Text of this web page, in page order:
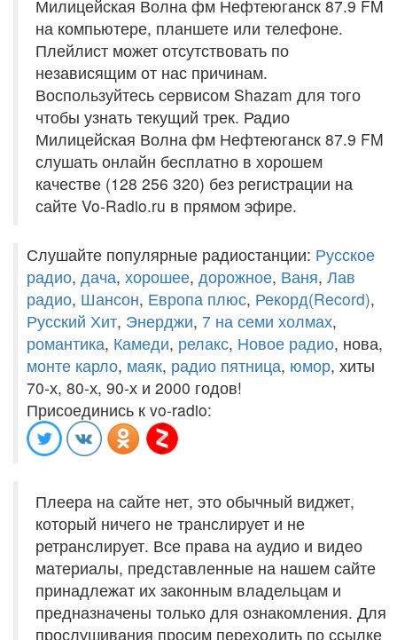
Милицейская Волна фм Нефтеюганск 87.9 FM
на компьютере, планшете или телефоне.
Плейлист может отсутствовать по
независящим от нас причинам.
Воспользуйтесь сервисом Shazam для того
чтобы узнать текущий трек. Радио
Милицейская Волна фм Нефтеюганск 87.9 FM
слушать онлайн бесплатно в хорошем
качестве (128 256 320) без регистрации на
сайте Vo-Radio.ru в прямом эфире.
Слушайте популярные радиостанции: Русское
радио, дача, хорошее, дорожное, Ваня, Лав
радио, Шансон, Европа плюс, Рекорд(Record),
Русский Хит, Энерджи, 7 на семи холмах,
романтика, Камеди, релакс, Новое радио, нова,
монте карло, маяк, радио пятница, юмор, хиты
70-х, 80-х, 90-х и 2000 годов!
Присоединись к vo-radio:
Плеера на сайте нет, это обычный виджет,
который ничего не транслирует и не
ретранслирует. Все права на аудио и видео
материалы, представленные на нашем сайте
принадлежат их законным владельцам и
предназначены только для ознакомления. Для
прослушивания просим переходить по ссылке